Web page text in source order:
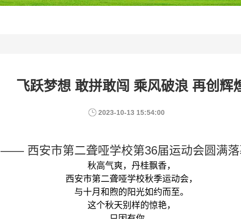
飞跃梦想 敢拼敢闯 乘风破浪 再创辉
2023-10-13 15:54:00
—— 西安市第二聋哑学校第36届运动会圆满
秋高气爽，丹桂飘香，
西安市第二聋哑学校秋季运动会，
与十月和煦的阳光如约而至。
这个秋天别样的惊艳，